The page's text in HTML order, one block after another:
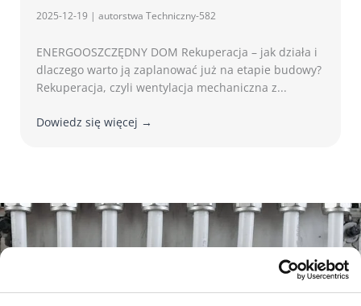
2025-12-19 | autorstwa Techniczny-582
ENERGOOSZCZĘDNY DOM Rekuperacja – jak działa i
dlaczego warto ją zaplanować już na etapie budowy?
Rekuperacja, czyli wentylacja mechaniczna z...
Dowiedz się więcej →